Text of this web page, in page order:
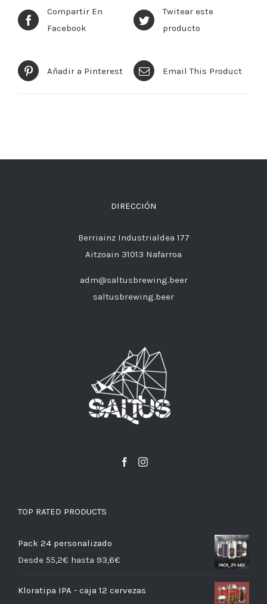
Compartir En
Facebook
Twitear este
producto
Añadir a Pinterest Email This Product
DIRECCIÓN
Berriainz Industrialdea 177
Aitzoain 31013 Nafarroa
adm@saltusbrewing.beer
saltusbrewing.beer
TOP RATED PRODUCTS
Pack 24 personalizado
Desde 55,2€ hasta 93,6€
Kloratipa IPA - caja 12 cervezas